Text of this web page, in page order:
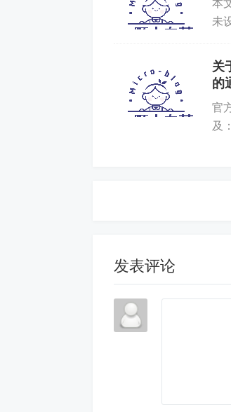
本
未
关
的
官
及
发表评论